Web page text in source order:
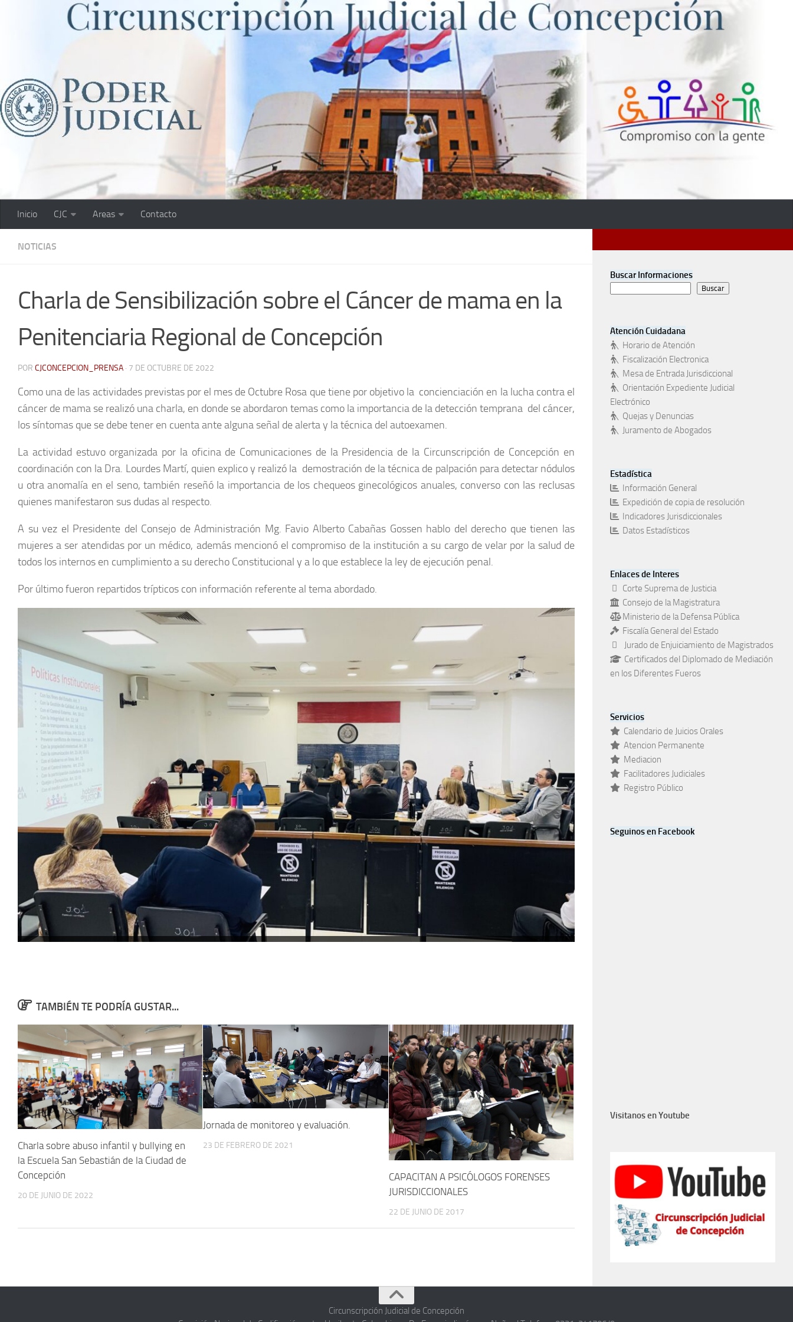
Saltar al contenido
Inicio CJC Areas Contacto
NOTICIAS
Charla de Sensibilización sobre el Cáncer de mama en la
Penitenciaria Regional de Concepción
POR CJCONCEPCION_PRENSA · 7 DE OCTUBRE DE 2022
Como una de las actividades previstas por el mes de Octubre Rosa que tiene por objetivo la concienciación en la lucha contra el
cáncer de mama se realizó una charla, en donde se abordaron temas como la importancia de la detección temprana del cáncer,
los síntomas que se debe tener en cuenta ante alguna señal de alerta y la técnica del autoexamen.
La actividad estuvo organizada por la oficina de Comunicaciones de la Presidencia de la Circunscripción de Concepción en
coordinación con la Dra. Lourdes Martí, quien explico y realizó la demostración de la técnica de palpación para detectar nódulos
u otra anomalía en el seno, también reseñó la importancia de los chequeos ginecológicos anuales, converso con las reclusas
quienes manifestaron sus dudas al respecto.
A su vez el Presidente del Consejo de Administración Mg. Favio Alberto Cabañas Gossen hablo del derecho que tienen las
mujeres a ser atendidas por un médico, además mencionó el compromiso de la institución a su cargo de velar por la salud de
todos los internos en cumplimiento a su derecho Constitucional y a lo que establece la ley de ejecución penal.
Por último fueron repartidos trípticos con información referente al tema abordado.
TAMBIÉN TE PODRÍA GUSTAR...
Charla sobre abuso infantil y bullying en
la Escuela San Sebastián de la Ciudad de
Concepción
20 DE JUNIO DE 2022
Jornada de monitoreo y evaluación.
23 DE FEBRERO DE 2021
CAPACITAN A PSICÓLOGOS FORENSES
JURISDICCIONALES
22 DE JUNIO DE 2017
Buscar Informaciones
Buscar
Atención Cuidadana
Horario de Atención
Fiscalización Electronica
Mesa de Entrada Jurisdiccional
Orientación Expediente Judicial
Electrónico
Quejas y Denuncias
Juramento de Abogados
Estadística
Información General
Expedición de copia de resolución
Indicadores Jurisdiccionales
Datos Estadísticos
Enlaces de Interes
Corte Suprema de Justicia
Consejo de la Magistratura
Ministerio de la Defensa Pública
Fiscalía General del Estado
Jurado de Enjuiciamiento de Magistrados
Certificados del Diplomado de Mediación
en los Diferentes Fueros
Servicios
Calendario de Juicios Orales
Atencion Permanente
Mediacion
Facilitadores Judiciales
Registro Público
Seguinos en Facebook
Visitanos en Youtube
Circunscripción Judicial de Concepción